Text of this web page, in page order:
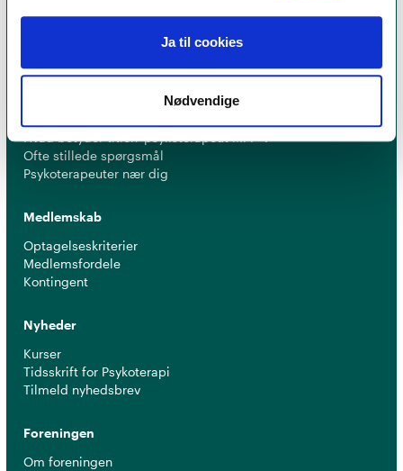
Ja til cookies
Nødvendige
MPF
Hvad betyder titlen 'psykoterapeut MPF' ?
Ofte stillede spørgsmål
Psykoterapeuter nær dig
Medlemskab
Optagelseskriterier
Medlemsfordele
Kontingent
Nyheder
Kurser
Tidsskrift for Psykoterapi
Tilmeld nyhedsbrev
Foreningen
Om foreningen